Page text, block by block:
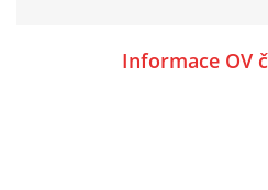
Informace OV